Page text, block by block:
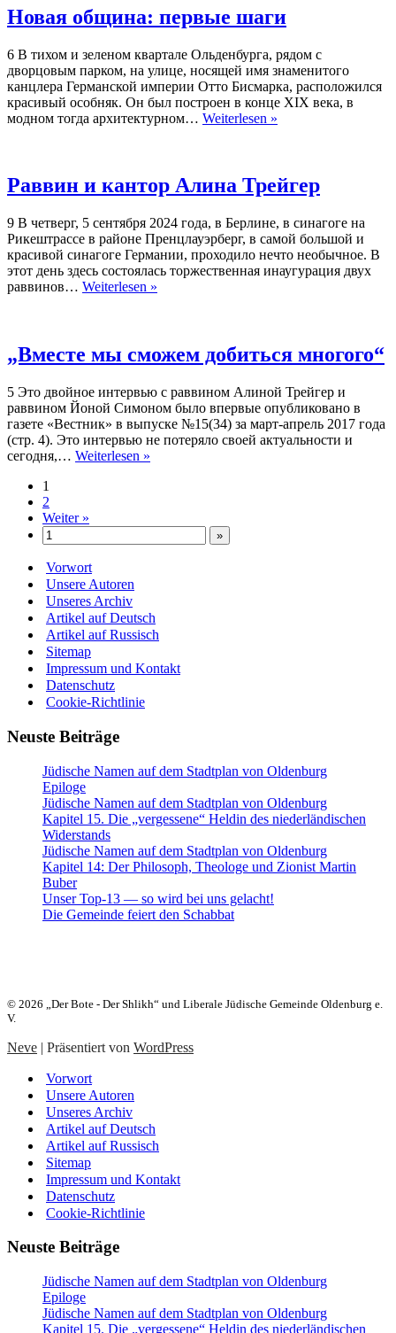
мицва
Новая община: первые шаги
6 В тихом и зеленом квартале Ольденбурга, рядом с
дворцовым парком, на улице, носящей имя знаменитого
канцлера Германской империи Отто Бисмарка, расположился
красивый особняк. Он был построен в конце XIX века, в
модном тогда архитектурном… Weiterlesen »
Раввин и кантор Алина Трейгер
9 В четверг, 5 сентября 2024 года, в Берлине, в синагоге на
Рикештрассе в районе Пренцлауэрберг, в самой большой и
красивой синагоге Германии, проходило нечто необычное. В
этот день здесь состоялась торжественная инаугурация двух
раввинов… Weiterlesen »
Трейгер
„Вместе мы сможем добиться многого“
5 Это двойное интервью с раввином Алиной Трейгер и
раввином Йоной Симоном было впервые опубликовано в
газете «Вестник» в выпуске №15(34) за март-апрель 2017 года
(стр. 4). Это интервью не потеряло своей актуальности и
сегодня,… Weiterlesen »
1
2
Weiter »
Vorwort
Unsere Autoren
Unseres Archiv
Artikel auf Deutsch
Artikel auf Russisch
Sitemap
Impressum und Kontakt
Datenschutz
Cookie-Richtlinie
Neuste Beiträge
Jüdische Namen auf dem Stadtplan von Oldenburg
Epiloge
Jüdische Namen auf dem Stadtplan von Oldenburg
Kapitel 15. Die „vergessene“ Heldin des niederländischen
Widerstands
Jüdische Namen auf dem Stadtplan von Oldenburg
Kapitel 14: Der Philosoph, Theologe und Zionist Martin
Buber
Unser Top-13 — so wird bei uns gelacht!
Die Gemeinde feiert den Schabbat
© 2026 „Der Bote - Der Shlikh“ und Liberale Jüdische Gemeinde Oldenburg e.
V.
Neve | Präsentiert von WordPress
Vorwort
Unsere Autoren
Unseres Archiv
Artikel auf Deutsch
Artikel auf Russisch
Sitemap
Impressum und Kontakt
Datenschutz
Cookie-Richtlinie
Neuste Beiträge
Jüdische Namen auf dem Stadtplan von Oldenburg
Epiloge
Jüdische Namen auf dem Stadtplan von Oldenburg
Kapitel 15. Die „vergessene“ Heldin des niederländischen